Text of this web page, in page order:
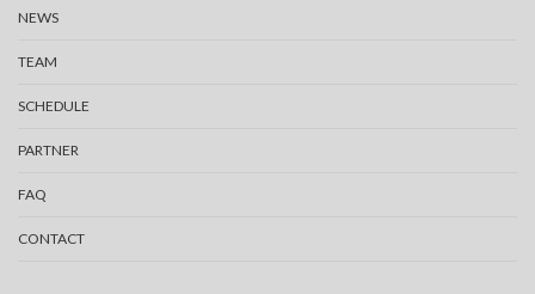
NEWS
TEAM
SCHEDULE
PARTNER
FAQ
CONTACT